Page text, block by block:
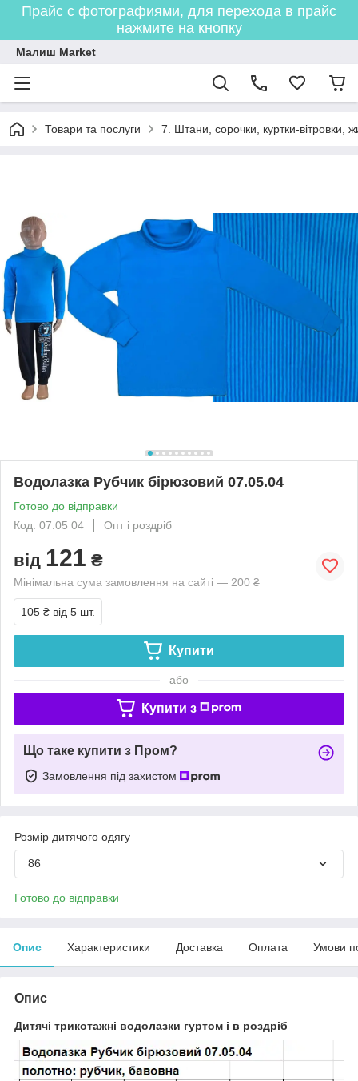
Прайс с фотографиями, для перехода в прайс
нажмите на кнопку
Малиш Market
Товари та послуги 7. Штани, сорочки, куртки-вітровки,
Водолазка Рубчик бірюзовий 07.05.04
Готово до відправки
Код: 07.05 04
Опт і роздріб
від 121 ₴
Мінімальна сума замовлення на сайті — 200 ₴
105 ₴ від 5 шт.
Купити
або
Купити з
Що таке купити з Пром?
Замовлення під захистом
Розмір дитячого одягу
86
Готово до відправки
Опис Характеристики Доставка Оплата Умови
Опис
Дитячі трикотажні водолазки гуртом і в роздріб